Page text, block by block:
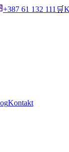
+387 61 132 111 🛒
Kontakt